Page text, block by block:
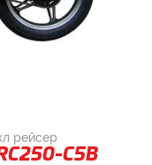
рейсер
C5B